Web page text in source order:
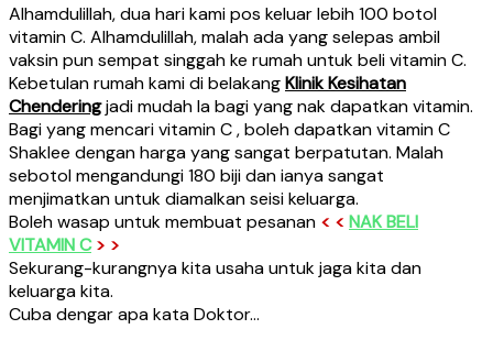
Alhamdulillah, dua hari kami pos keluar lebih 100 botol
vitamin C. Alhamdulillah, malah ada yang selepas ambil
vaksin pun sempat singgah ke rumah untuk beli vitamin C.
Kebetulan rumah kami di belakangKlinik Kesihatan
Chenderingjadi mudah la bagi yang nak dapatkan vitamin.
Bagi yang mencari vitamin C , boleh dapatkan vitamin C
Shaklee dengan harga yang sangat berpatutan. Malah
sebotol mengandungi 180 biji dan ianya sangat
menjimatkan untuk diamalkan seisi keluarga.
Boleh wasap untuk membuat pesanan < < NAKBELI
VITAMIN C> >
Sekurang-kurangnya kita usaha untuk jaga kita dan
keluarga kita.
Cuba dengar apa kata Doktor…